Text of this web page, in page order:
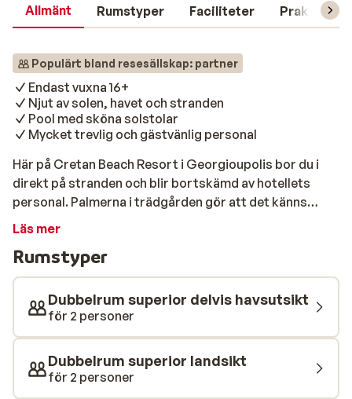
Allmänt Rumstyper Faciliteter Praktisk
Populärt bland resesällskap: partner
Endast vuxna 16+
Njut av solen, havet och stranden
Pool med sköna solstolar
Mycket trevlig och gästvänlig personal
Här på Cretan Beach Resort i Georgioupolis bor du i
direkt på stranden och blir bortskämd av hotellets
personal. Palmerna i trädgården gör att det känns
exotiskt att ligga i solen och koppla av. Restaurang och
perfekta semesterdagar i lugn och ro. Stranden ligger
alldeles intill så du kan med fördel starta din dag med
ett uppfriskande morgondopp. Solstolar med
parasoller väntar på dig för att ge dig en underbar dag
med fin sand under fötterna när du kommer upp efter
ett salt dopp. Föredrar du att bada i poolen går det
naturligtvis lika bra. Vid poolen finner du bekväma
solsängar och här har du också nära till baren när du
Läs mer
Rumstyper
Dubbelrum superior delvis havsutsikt
för 2 personer
Dubbelrum superior landsikt
för 2 personer